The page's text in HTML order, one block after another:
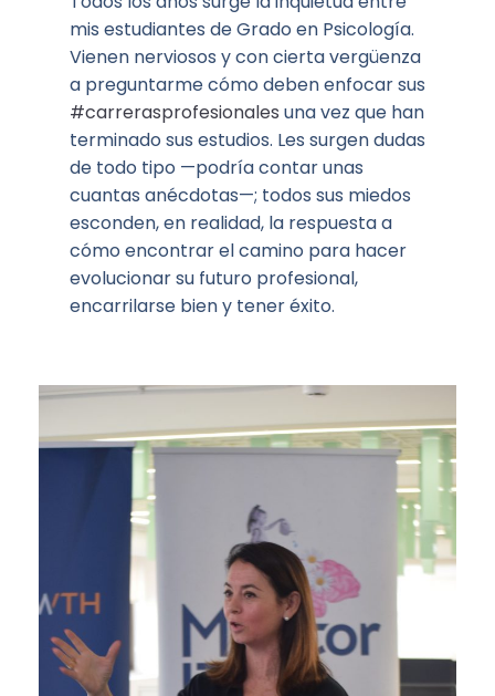
mis estudiantes de Grado en Psicología.
Vienen nerviosos y con cierta vergüenza
a preguntarme cómo deben enfocar sus
#carrerasprofesionales una vez que han
terminado sus estudios. Les surgen dudas
de todo tipo —podría contar unas
cuantas anécdotas—; todos sus miedos
esconden, en realidad, la respuesta a
cómo encontrar el camino para hacer
evolucionar su futuro profesional,
encarrilarse bien y tener éxito.